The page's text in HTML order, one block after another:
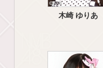
木崎 ゆりあ